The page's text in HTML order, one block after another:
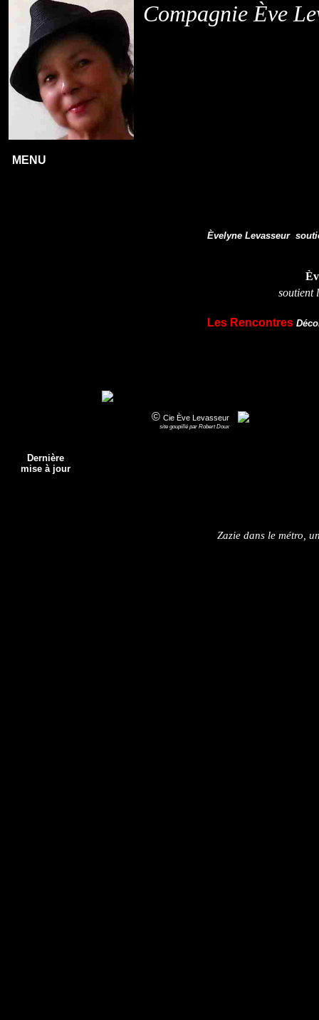
Zazie dans le métro,
MENU
Èvelyne Levasseur
© Cie Ève Levasseur
site goupillé par Robert Doux
Compagnie Ève
Les Rencontres
soutient
Dernière
mise à jour